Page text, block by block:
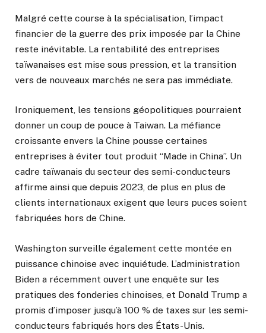
Malgré cette course à la spécialisation, l’impact
financier de la guerre des prix imposée par la Chine
reste inévitable. La rentabilité des entreprises
taïwanaises est mise sous pression, et la transition
vers de nouveaux marchés ne sera pas immédiate.
Ironiquement, les tensions géopolitiques pourraient
donner un coup de pouce à Taiwan. La méfiance
croissante envers la Chine pousse certaines
entreprises à éviter tout produit “Made in China”. Un
cadre taïwanais du secteur des semi-conducteurs
affirme ainsi que depuis 2023, de plus en plus de
clients internationaux exigent que leurs puces soient
fabriquées hors de Chine.
Washington surveille également cette montée en
puissance chinoise avec inquiétude. L’administration
Biden a récemment ouvert une enquête sur les
pratiques des fonderies chinoises, et Donald Trump a
promis d’imposer jusqu’à 100 % de taxes sur les semi-
conducteurs fabriqués hors des États-Unis.